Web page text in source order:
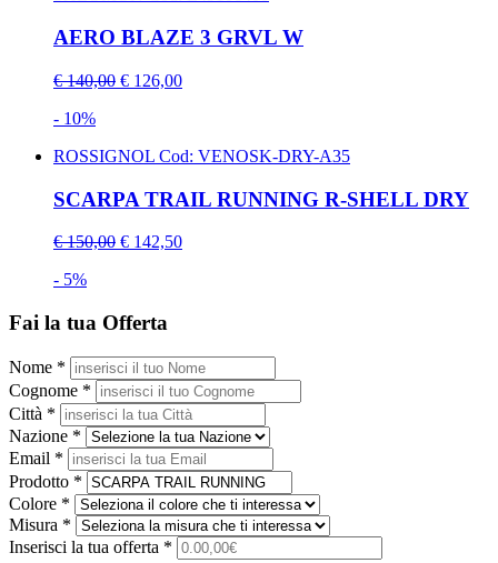
AERO BLAZE 3 GRVL W
€ 140,00 € 126,00
- 10%
ROSSIGNOL Cod: VENOSK-DRY-A35
SCARPA TRAIL RUNNING R-SHELL DRY
€ 150,00 € 142,50
- 5%
Fai la tua Offerta
Nome *
Cognome *
Città *
Nazione *
Email *
Prodotto *
Colore *
Misura *
Inserisci la tua offerta *